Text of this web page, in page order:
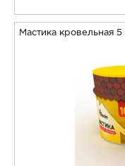
Мастика кровельная 5